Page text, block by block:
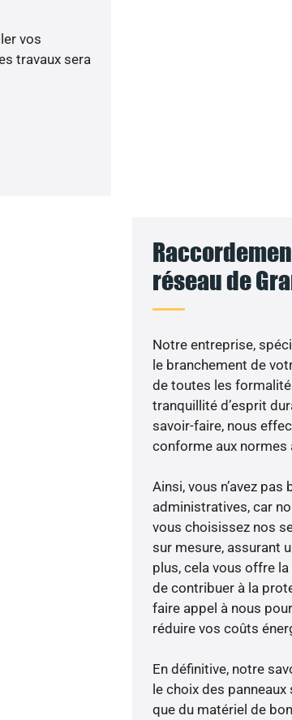
vos
travaux sera
réseau de
Notre entreprise,
le branchement de
de toutes les
tranquillité d’esprit
savoir-faire, nous
conforme aux normes
Ainsi, vous n’avez
administratives, car
vous choisissez nos
sur mesure, assurant
plus, cela vous offre
de contribuer à la
faire appel à nous
réduire vos coûts
En définitive, notre
le choix des
que du matériel de